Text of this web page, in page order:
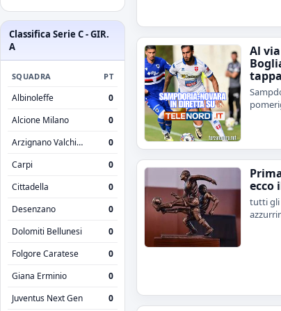
Classifica Serie C - GIR.
A
SQUADRA PT
Albinoleffe
0
Alcione Milano
0
Arzignano Valchiampo
0
Carpi
0
Cittadella
0
Desenzano
0
Dolomiti Bellunesi
0
Folgore Caratese
0
Giana Erminio
0
Juventus Next Gen
0
Al
ecco
tutti gli